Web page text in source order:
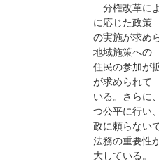
分権改革に
に応じた政策
の実施が求め
地域施策への
住民の参加が
が求められて
いる。さらに
つ公平に行い
政に頼らない
法務の重要性
大している。